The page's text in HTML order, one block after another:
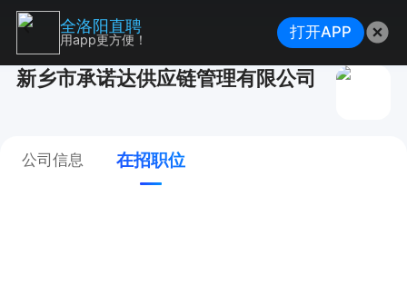
新乡市承诺达供应链管理有限公司
公司信息 在招职位
全洛阳直聘
用app更方便！ 打开APP